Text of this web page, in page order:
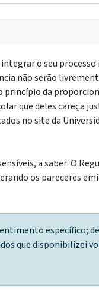
o seu
não serão
princípio da
que deles careça
no site da
a saber: O
os pareceres
específico;
que disponibilizei